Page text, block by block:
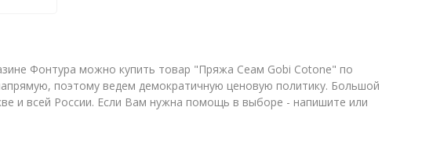
Фонтура можно купить товар "Пряжа Сеам Gobi Cotone" по
поэтому ведем демократичную ценовую политику. Большой
и всей России. Если Вам нужна помощь в выборе - напишите или